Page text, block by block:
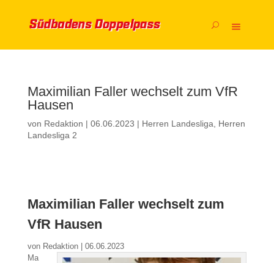
Maximilian Faller wechselt zum VfR
Hausen
von Redaktion | 06.06.2023 | Herren Landesliga
Herren
Landesliga 2
Maximilian Faller wechselt zum
VfR Hausen
von Redaktion| 06.06.2023
Ma